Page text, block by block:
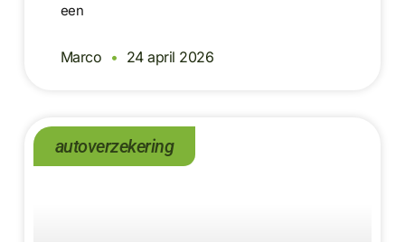
een
Marco 24 april 2026
autoverzekering